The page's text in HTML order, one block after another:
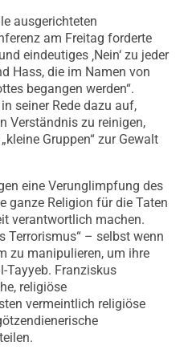
ausgerichteten
am Freitag forderte
eindeutiges ‚Nein‘ zu jeder
Hass, die im Namen von
begangen werden“.
seiner Rede dazu auf,
Verständnis zu reinigen,
Gruppen“ zur Gewalt
eine Verunglimpfung des
ganze Religion für die Taten
verantwortlich machen.
Terrorismus“ – selbst wenn
zu manipulieren, um ihre
Tayyeb. Franziskus
religiöse
vermeintlich religiöse